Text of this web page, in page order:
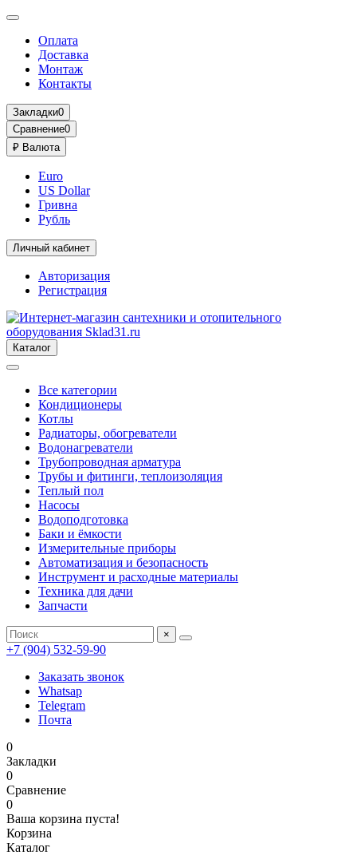
Оплата
Доставка
Монтаж
Контакты
Закладки0
Сравнение0
₽ Валюта
Euro
US Dollar
Гривна
Рубль
Личный кабинет
Авторизация
Регистрация
Каталог
Все категории
Кондиционеры
Котлы
Радиаторы, обогреватели
Водонагреватели
Трубопроводная арматура
Трубы и фитинги, теплоизоляция
Теплый пол
Насосы
Водоподготовка
Баки и ёмкости
Измерительные приборы
Автоматизация и безопасность
Инструмент и расходные материалы
Техника для дачи
Запчасти
×
+7 (904) 532-59-90
Заказать звонок
Whatsap
Telegram
Почта
0
Закладки
0
Сравнение
0
Ваша корзина пуста!
Корзина
Каталог